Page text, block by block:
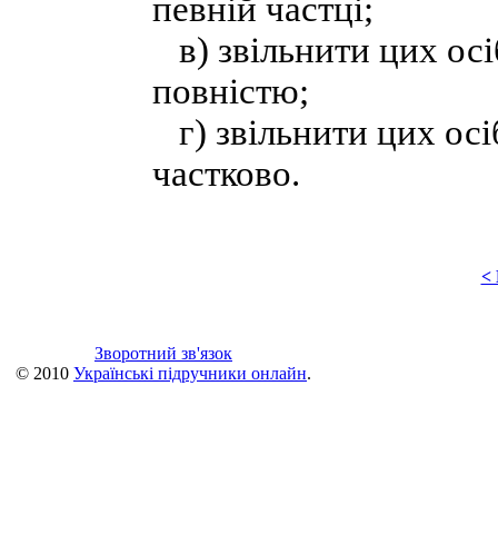
певній частці;
в) звільнити цих
повністю;
г) звільнити цих
частково.
<
Зворотний зв'язок
© 2010 Українські підручники онлайн.